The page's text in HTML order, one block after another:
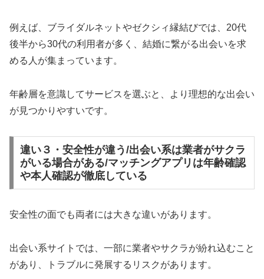
例えば、ブライダルネットやゼクシィ縁結びでは、20代
後半から30代の利用者が多く、結婚に繋がる出会いを求
める人が集まっています。
年齢層を意識してサービスを選ぶと、より理想的な出会い
が見つかりやすいです。
違い３・安全性が違う/出会い系は業者がサクラ
がいる場合がある/マッチングアプリは年齢確認
や本人確認が徹底している
安全性の面でも両者には大きな違いがあります。
出会い系サイトでは、一部に業者やサクラが紛れ込むこと
があり、トラブルに発展するリスクがあります。